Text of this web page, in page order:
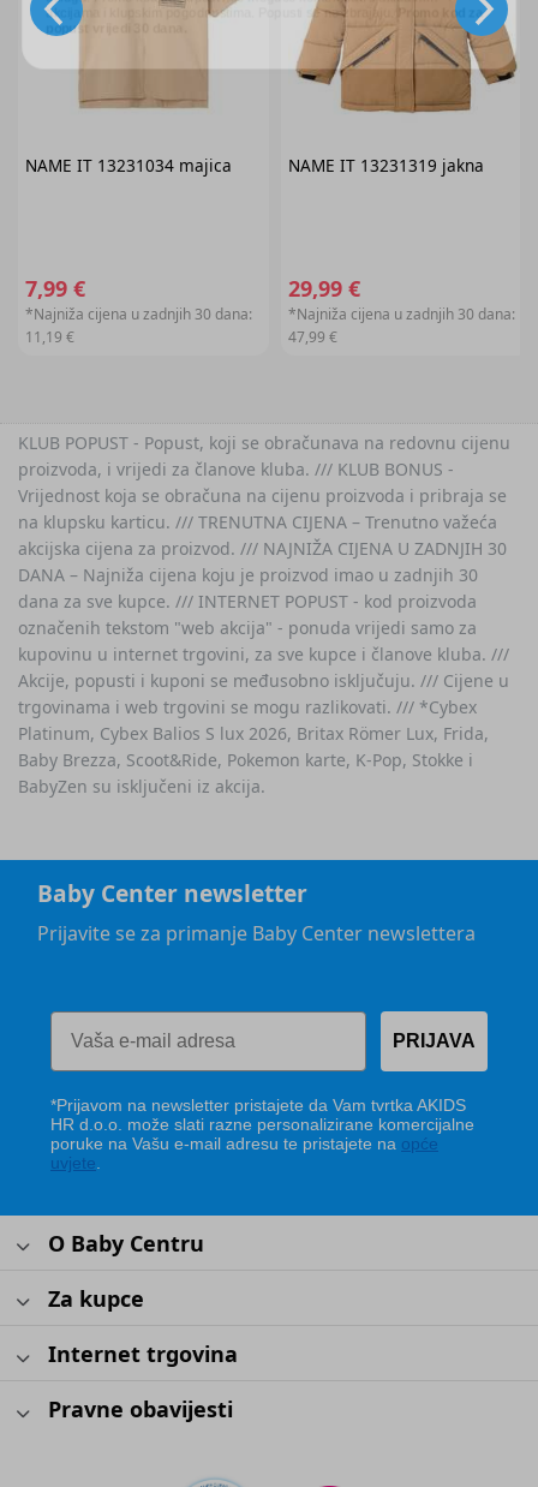
NAME IT13231034 majica
7,99 €
*Najniža cijena u zadnjih 30 dana:
11,19 €
NAME IT 13231319 jakna
29,99 €
*Najniža cijena u zadnjih 30 dana:
47,99 €
KLUB POPUST - Popust, koji se obračunava na redovnu cijenu
proizvoda, i vrijedi za članove kluba. /// KLUB BONUS -
Vrijednost koja se obračuna na cijenu proizvoda i pribraja se
na klupsku karticu. /// TRENUTNA CIJENA – Trenutno važeća
akcijska cijena za proizvod. /// NAJNIŽA CIJENA U ZADNJIH 30
DANA – Najniža cijena koju je proizvod imao u zadnjih 30
dana za sve kupce. /// INTERNET POPUST - kod proizvoda
označenih tekstom "web akcija" - ponuda vrijedi samo za
kupovinu u internet trgovini, za sve kupce i članove kluba. ///
Akcije, popusti i kuponi se međusobno isključuju. /// Cijene u
trgovinama i web trgovini se mogu razlikovati. /// *Cybex
Platinum, Cybex Balios S lux 2026, Britax Römer Lux, Frida,
Baby Brezza, Scoot&Ride, Pokemon karte, K-Pop, Stokke i
BabyZen su isključeni iz akcija.
Baby Center newsletter
Prijavite se za primanje Baby Center newslettera
PRIJAVA
*Prijavom na newsletter pristajete da Vam tvrtka AKIDS
HR d.o.o. može slati razne personalizirane komercijalne
poruke na Vašu e-mail adresu te pristajete na opće
uvjete
O Baby Centru
Za kupce
Internet trgovina
Pravne obavijesti